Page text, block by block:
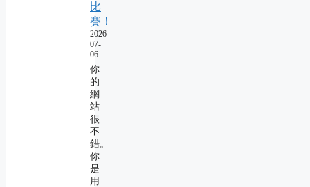
比
賽！
2026-
07-
06
你
的
網
站
很
不
錯。
你
是
用